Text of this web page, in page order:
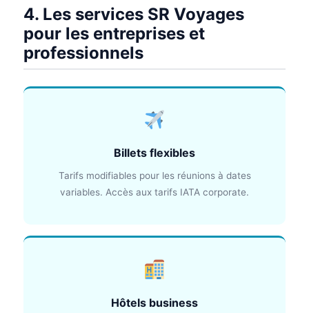
4. Les services SR Voyages
pour les entreprises et
professionnels
Billets flexibles
Tarifs modifiables pour les réunions à dates
variables. Accès aux tarifs IATA corporate.
Hôtels business